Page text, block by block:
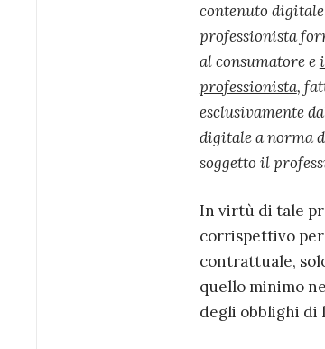
contenuto
professionista
al consumatore e
professionista,
esclusivamente
digitale a norma
soggetto il
In virtù di tale
corrispettivo
contrattuale,
quello minimo
degli obblighi di